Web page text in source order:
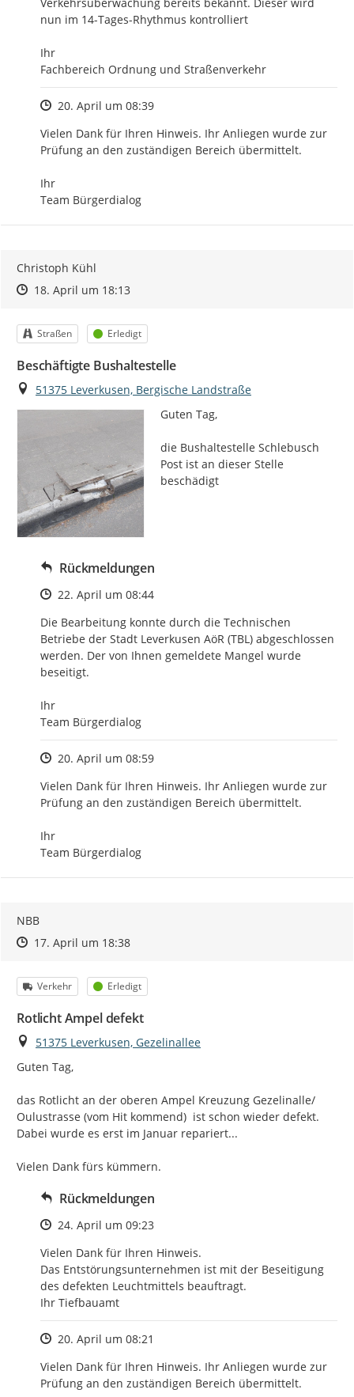
Verkehrsüberwachung bereits bekannt. Dieser wird
nun im 14-Tages-Rhythmus kontrolliert
Ihr
Fachbereich Ordnung und Straßenverkehr
Zeitpunkt des Erstellens
20. April um 08:39
Vielen Dank für Ihren Hinweis. Ihr Anliegen wurde zur
Prüfung an den zuständigen Bereich übermittelt.
Ihr
Team Bürgerdialog
Christoph Kühl
Zeitpunkt des Erstellens
Zeitpunkt des Erstellens
18. April um 18:13Zur Äußerung
Kategorie
Straßen Status
Erledigt
Beschäftigte Bushaltestelle
Ort
51375 Leverkusen, Bergische Landstraße
Guten Tag,
die Bushaltestelle Schlebusch
Post ist an dieser Stelle
beschädigt
Rückmeldungen
Zeitpunkt des Erstellens
22. April um 08:44
Die Bearbeitung konnte durch die Technischen
Betriebe der Stadt Leverkusen AöR (TBL) abgeschlossen
werden. Der von Ihnen gemeldete Mangel wurde
beseitigt.
Ihr
Team Bürgerdialog
Zeitpunkt des Erstellens
20. April um 08:59
Vielen Dank für Ihren Hinweis. Ihr Anliegen wurde zur
Prüfung an den zuständigen Bereich übermittelt.
Ihr
Team Bürgerdialog
NBB
Zeitpunkt des Erstellens
Zeitpunkt des Erstellens
17. April um 18:38Zur Äußerung
Kategorie
Verkehr Status
Erledigt
Rotlicht Ampel defekt
Ort
51375 Leverkusen, Gezelinallee
Guten Tag,
das Rotlicht an der oberen Ampel Kreuzung Gezelinalle/
Oulustrasse (vom Hit kommend)  ist schon wieder defekt.
Dabei wurde es erst im Januar repariert...
Vielen Dank fürs kümmern.
Rückmeldungen
Zeitpunkt des Erstellens
24. April um 09:23
Vielen Dank für Ihren Hinweis.
Das Entstörungsunternehmen ist mit der Beseitigung
des defekten Leuchtmittels beauftragt.
Ihr Tiefbauamt
Zeitpunkt des Erstellens
20. April um 08:21
Vielen Dank für Ihren Hinweis. Ihr Anliegen wurde zur
Prüfung an den zuständigen Bereich übermittelt.